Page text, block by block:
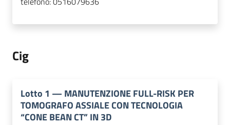
Cig
Lotto 1 — MANUTENZIONE FULL-RISK PER
TOMOGRAFO ASSIALE CON TECNOLOGIA
“CONE BEAN CT” IN 3D